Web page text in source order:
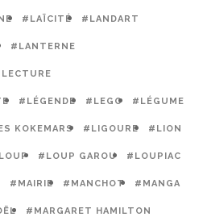
#LAÏCITÉ #LANDART
#LANTERNE
#LÉGENDE #LEGO #LÉGUME
KOKEMARS #LIGOURE #LION
#LOUP GAROU #LOUPIAC
#MAIRIE #MANCHOT #MANGA
#MARGARET HAMILTON